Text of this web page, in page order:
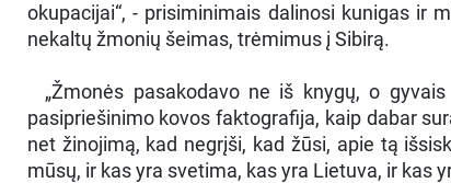
okupacijai“, - prisiminimais dalinosi kunigas ir
nekaltų žmonių šeimas, trėmimus į Sibirą.
„Žmonės pasakodavo ne iš knygų, o
pasipriešinimo kovos faktografija, kaip dabar
net žinojimą, kad negrįši, kad žūsi, apie tą
mūsų, ir kas yra svetima, kas yra Lietuva, ir kas